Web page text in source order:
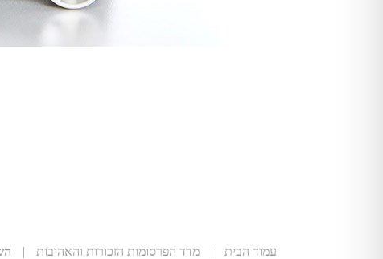
עמוד הבית | מדד הפרסומות הזכורות והאהובות |